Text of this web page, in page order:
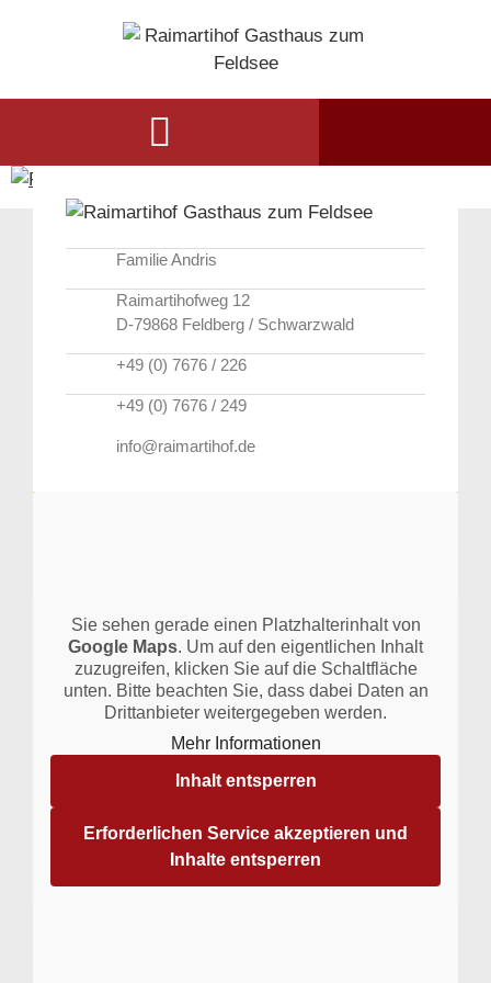
Familie Andris
Raimartihofweg 12
D-79868 Feldberg / Schwarzwald
+49 (0) 7676 / 226
+49 (0) 7676 / 249
info@raimartihof.de
Sie sehen gerade einen Platzhalterinhalt von
Google Maps. Um auf den eigentlichen Inhalt
zuzugreifen, klicken Sie auf die Schaltfläche
unten. Bitte beachten Sie, dass dabei Daten an
Drittanbieter weitergegeben werden.
Mehr Informationen
Inhalt entsperren
Erforderlichen Service akzeptieren und
Inhalte entsperren